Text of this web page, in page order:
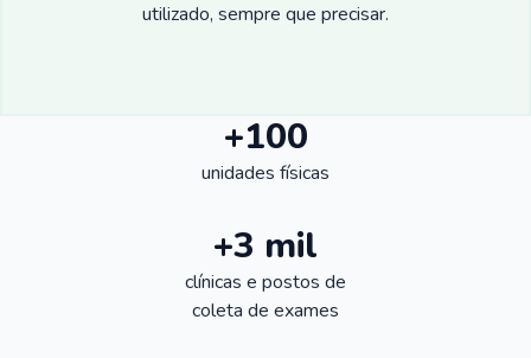
utilizado, sempre que precisar.
+100
unidades físicas
+3 mil
clínicas e postos de
coleta de exames